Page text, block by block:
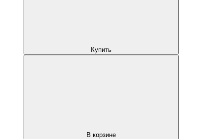
Купить
В корзине